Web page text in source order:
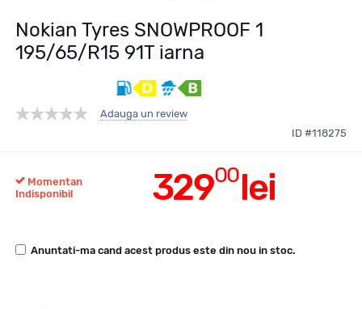
Nokian Tyres SNOWPROOF 1
195/65/R15 91T iarna
Adauga un review
ID #118275
32900lei
Momentan
Indisponibil
Anuntati-ma cand acest produs este din nou in stoc.